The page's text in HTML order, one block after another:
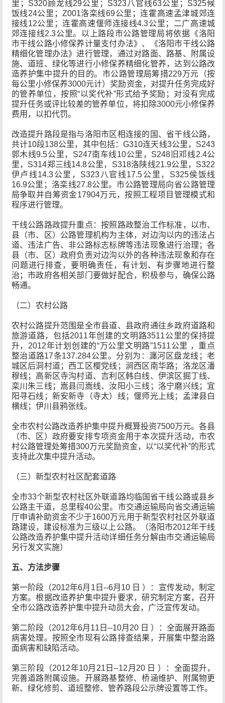
里；S320顾龙线29公里；S323八官线63公里；S325候
饭线24公里；Z001洛栾线69公里；连霍高速孟津城郊连
接线12公里；连霍高速偃师连接线4.3公里；二广高速城
郊连接线2.3公里。以上路段市公路管理局将依据《洛阳
市干线公路小修保养计量支付办法》、《洛阳市干线公路
精细化管理办法》进行管理，通过对路面、路基、附属设
施、道班、绿化等进行小修保养精细化管养，达到公路改
造养护集中提升的目的。市公路管理局筹措229万元（按
每公里小修保养3000元计）奖励资金，对提升任务完成好
的管养单位，按照“以奖代补”形式给予奖励；对没有完成
提升任务或评比较差的管养单位，将扣除3000元小修保养
费用，以扣代罚。
改造提升路段是指与洛阳市区相连接的国、省干线公路，
共计10段138公里，其中包括：G310连天线3公里，S243
郭木线9.5公里，S247南车线10公里，S248旧邓线2.4公
里，S314郑三线14.8公里，S318洛陕线21.9公里，S322
伊卢线14.3公里，S323八官线17.5公里，S325侯饭线
16.9公里；洛栾线27.8公里。市公路管理局向省公路管理
局争取并自筹资金17904万元，按照工程项目管理模式和
程序进行管理。
干线公路路政提升重点：按照路政整治工作标准，以市、
县（市、区）公路管理机构为主体，对边沟以内的违法占
道、违法广告、非公路标志标牌等违法现象进行治理；各
县（市、区）政府负责对边沟以外的各种违法现象和存在
问题进行排查，要明确责任，有计划、有步骤地进行整
治；市政府各相关部门要做好配合，积极参与，确保公路
畅通。
（二）农村公路
农村公路提升范围是全市县道、县政府通往乡政府道路和
旅游道路，包括2011年创建的文明路3511公里的保持提
升，2012年计划创建的“万公里文明路”1511公里 ，重点
整治道路17条137.284公里。分别为：瀍河区盘龙线；老
城区后洞村道；西工区樱党线；涧西区南华路；洛龙区潘
穆线；高新区寺沟村道、吉利区韩白线、伊滨区掘丁线、
栾川朱三线；嵩县闫嵩线、汝阳小三线；洛宁磨兴线；宜
阳寻石线；新安新寺（寺太）线；偃师光上线；孟津县白
横线；伊川县鸦张线。
全市农村公路改造养护集中提升概算投资7500万元。各县
（市、区）政府要安排专项资金用于本次提升活动，市农
村公路管理处筹措300万元奖励资金，以“以奖代补”的形式
支持此次集中提升活动。
（三）新型农村社区配套道路
全市33个新型农村社区外联道路均临国省干线公路或县乡
公路主干道，总里程40公里。市交通运输局向省交通运输
厅申请补助资金不少于1600万元用于新型农村社区外联道
路建设，建设标准为三级以上公路。（洛阳市2012年干线
公路改造养护集中提升活动详细任务分解由市交通运输局
另行发文实施）
五、 方法步骤
第一阶段（2012年6月1日--6月10 日 ）：宣传发动，制定
方案。根据改造养护集中提升要求，研究制定方案，召开
全市公路改造养护集中提升动员大会，广泛宣传发动。
第二阶段（2012年6月11日--10月20 日 ）：全面展开路面
病害处理。按照全市现有公路排查结果，开展集中整治路
面病害和缺陷活动。
第三阶段（2012年10月21日--12月20 日 ）：全面提升，
完善道路附属设施。开展路基整修、桥涵维护、附属物更
新、绿化修剪、道班整修、管养路段公示牌设置等工作。